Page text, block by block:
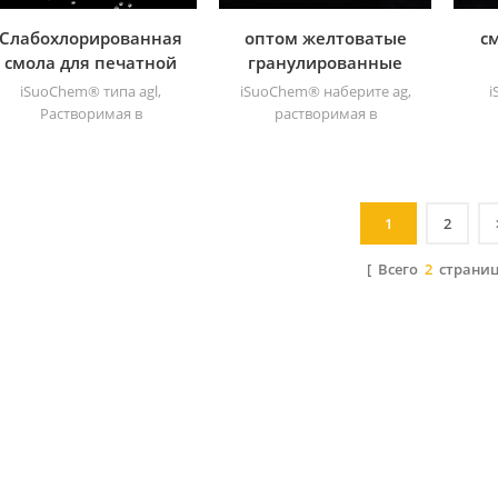
Слабохлорированная
смола для печатной
краски
iSuoChem® типа agl,
Растворимая в
оптом желтоватые
гранулированные
смолы cpp
iSuoChem® наберите ag,
растворимая в
cpp растворимый в
хлорированный
полипропиленовый
1 2
[ Всего2